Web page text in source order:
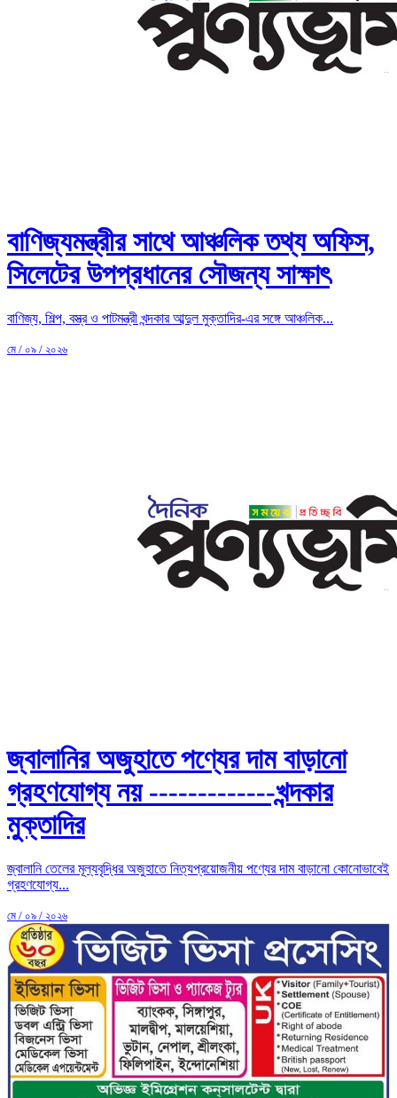
বাণিজ্যমন্ত্রীর সাথে আঞ্চলিক তথ্য অফিস,
সিলেটের উপপ্রধানের সৌজন্য সাক্ষাৎ
বাণিজ্য, শিল্প, বস্ত্র ও পাটমন্ত্রী খন্দকার আব্দুল মুক্তাদির-এর সঙ্গে আঞ্চলিক...
মে / ০৯ / ২০২৬
জ্বালানির অজুহাতে পণ্যের দাম বাড়ানো
গ্রহণযোগ্য নয় -------------খন্দকার
মুক্তাদির
জ্বালানি তেলের মূল্যবৃদ্ধির অজুহাতে নিত্যপ্রয়োজনীয় পণ্যের দাম বাড়ানো কোনোভাবেই
গ্রহণযোগ্য...
মে / ০৯ / ২০২৬